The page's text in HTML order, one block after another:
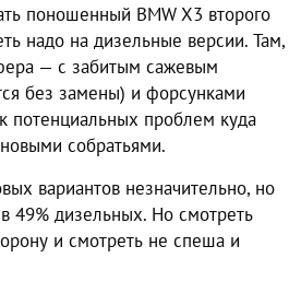
поношенный BMW X3 второго
надо на дизельные версии. Там,
— с забитым сажевым
без замены) и форсунками
потенциальных проблем куда
собратьями.
вариантов незначительно, но
49% дизельных. Но смотреть
и смотреть не спеша и